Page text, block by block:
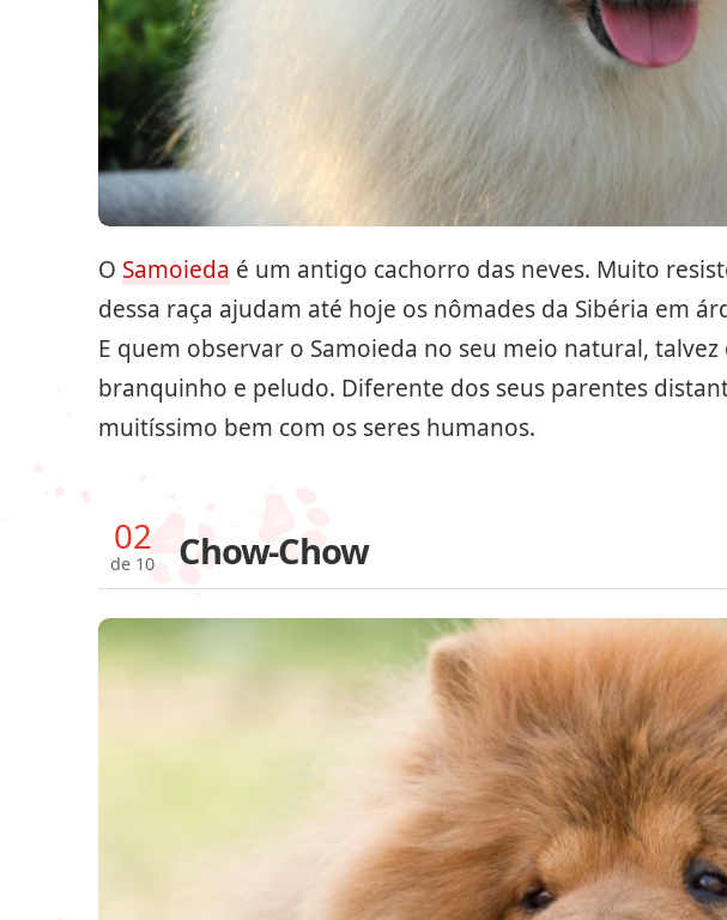
O Samoieda é um antigo cachorro das neves. Muito
dessa raça ajudam até hoje os nômades da Sibéria em
E quem observar o Samoieda no seu meio natural,
branquinho e peludo. Diferente dos seus parentes
muitíssimo bem com os seres humanos.
02
de 10 Chow-Chow